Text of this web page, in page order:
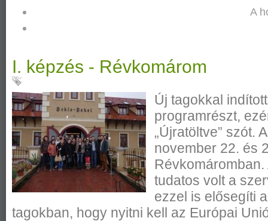
A
I. képzés - Révkomárom
Új tagokkal
programrészt,
„Újratöltve” szót.
november 22. és
tudatos volt a
ezzel is elősegíti
tagokban, hogy nyitni kell az Európai